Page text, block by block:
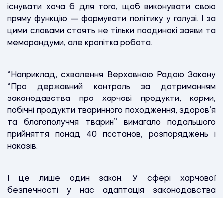
існувати хоча б для того, щоб виконувати свою
пряму функцію — формувати політику у галузі. І за
цими словами стоять не тільки поодинокі заяви та
меморандуми, але кропітка робота.
“Наприклад, схвалення Верховною Радою Закону
“Про державний контроль за дотриманням
законодавства про харчові продукти, корми,
побічні продукти тваринного походження, здоров’я
та благополуччя тварин” вимагало подальшого
прийняття понад 40 постанов, розпоряджень і
наказів.
І це лише один закон. У сфері харчової
безпечності у нас адаптація законодавства